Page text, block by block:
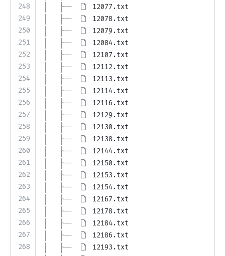
248
249
250
251
252
253
254
255
256
257
258
259
260
261
262
263
264
265
266
267
268
│   ├──
12077.txt
│   ├──
12078.txt
│   ├──
12079.txt
│   ├──
12084.txt
│   ├──
12107.txt
│   ├──
12112.txt
│   ├──
12113.txt
│   ├──
12114.txt
│   ├──
12116.txt
│   ├──
12129.txt
│   ├──
12130.txt
│   ├──
12138.txt
│   ├──
12144.txt
│   ├──
12150.txt
│   ├──
12153.txt
│   ├──
12154.txt
│   ├──
12167.txt
│   ├──
12178.txt
│   ├──
12184.txt
│   ├──
12186.txt
│   ├──
12193.txt